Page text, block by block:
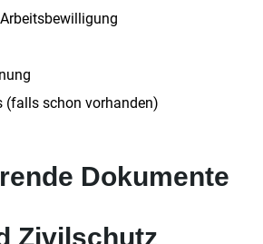
(falls schon vorhanden)
Dokumente
Zivilschutz